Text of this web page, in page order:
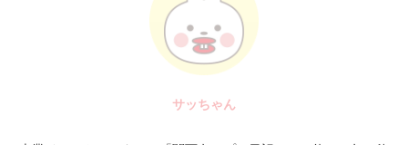
サッちゃん